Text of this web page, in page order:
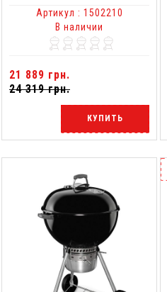
Артикул : 1502210
В наличии
21 889 грн.
24 319 грн.
КУПИТЬ